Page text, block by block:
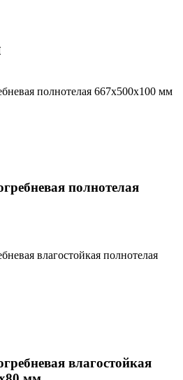
полнотелая
влагостойкая